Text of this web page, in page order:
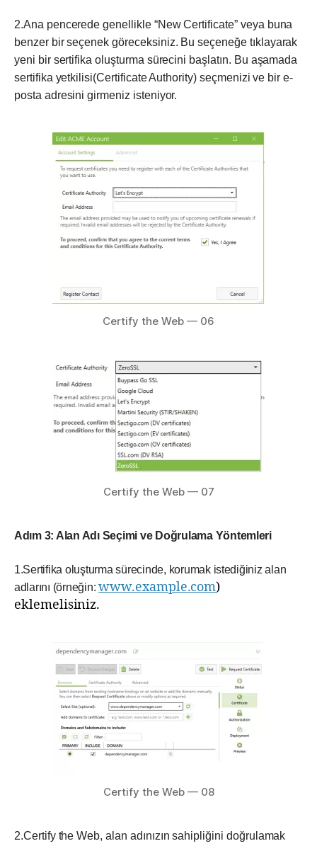
2.Ana pencerede genellikle “New Certificate” veya buna
benzer bir seçenek göreceksiniz. Bu seçeneğe tıklayarak
yeni bir sertifika oluşturma sürecini başlatın. Bu aşamada
sertifika yetkilisi(Certificate Authority) seçmenizi ve bir e-
posta adresini girmeniz isteniyor.
Certify the Web — 06
Certify the Web — 07
Adım 3: Alan Adı Seçimi ve Doğrulama Yöntemleri
1.Sertifika oluşturma sürecinde, korumak istediğiniz alan
adlarını (örneğin:www.example.com)
eklemelisiniz.
Certify the Web — 08
2.Certify the Web, alan adınızın sahipliğini doğrulamak